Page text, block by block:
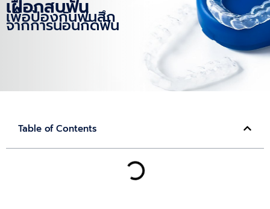
เฝือกสบฟัน
เพื่อป้องกันฟันสึก
จากการนอนกัดฟัน
Table of Contents